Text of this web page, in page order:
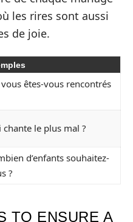
les rires sont aussi
de joie.
êtes-vous rencontrés
chante le plus mal ?
d’enfants souhaitez-
?
TO ENSURE A